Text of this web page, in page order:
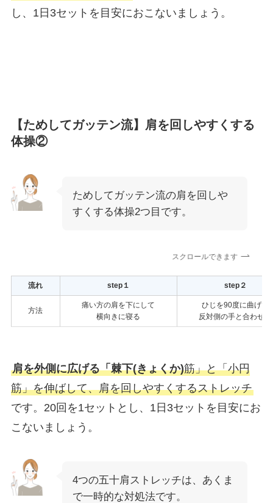
し、1日3セットを目安におこないましょう。
【ためしてガッテン流】肩を回しやすくする
体操②
ためしてガッテン流の肩を回しや
すくする体操2つ目です。
スクロールできます
流れ step１ step２
方法
痛い方の肩を下にして
横向きに寝る
ひじを90度に曲げて
反対側の手と合わせる
肩を外側に広げる「棘下(きょくか)筋」と「小円
筋」を伸ばして、肩を回しやすくするストレッチ
です。20回を1セットとし、1日3セットを目安にお
こないましょう。
4つの五十肩ストレッチは、あくま
で一時的な対処法です。